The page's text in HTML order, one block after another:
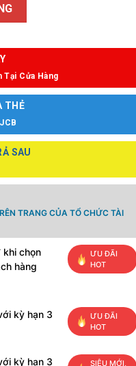
Tại Cửa Hàng
THẺ
SAU
TRANG CỦA TỔ CHỨC TÀI
khi chọn
hàng
ƯU ĐÃI
HOT
kỳ hạn 3
ƯU ĐÃI
HOT
kỳ hạn 3
SIÊU MỚI,